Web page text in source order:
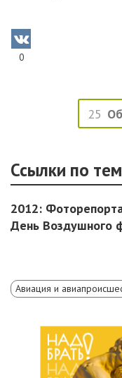
0
25
Ссылки по
2012:
День Воздушного
Авиация и